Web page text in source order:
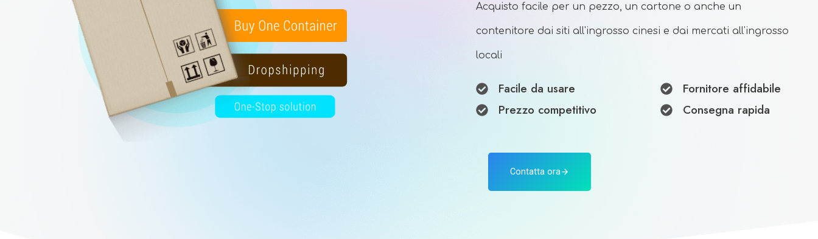
Acquisto facile per un pezzo, un cartone o anche un
contenitore dai siti all'ingrosso cinesi e dai mercati all'ingrosso
locali
Facile da usare
Prezzo competitivo
Fornitore affidabile
Consegna rapida
Contatta ora